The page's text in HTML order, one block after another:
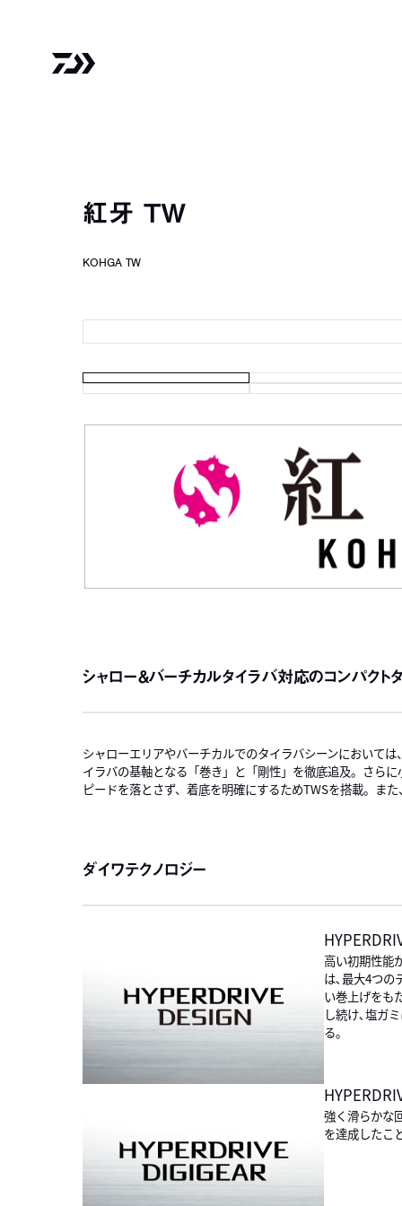
紅牙 TW
KOHGA TW
シャロー＆バーチカルタイラバ対応のコンパクト
シャローエリアやバーチカルでのタイラバシーンにおいて
イラバの基軸となる「巻き」と「剛性」を徹底追及。さら
ピードを落とさず、着底を明確にするためTWSを搭載。ま
ダイワテクノロジー
高い初期性能
は､最大4つの
い巻上げをも
し続け､塩ガ
る｡
強く滑らかな
を達成したこ